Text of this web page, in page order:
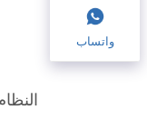
واتساب